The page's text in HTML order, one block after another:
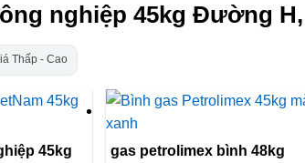
nghiệp 45kg Đường H,
Thấp - Cao
45kg
gas petrolimex bình 48kg